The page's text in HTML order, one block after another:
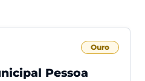
Ouro
Pessoa